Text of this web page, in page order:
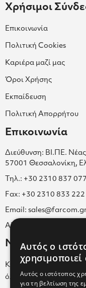
Χρήσιμοι
Επικοινωνία
Πολιτική Cookies
Καριέρα μαζί μας
Όροι Χρήσης
Εκπαίδευση
Πολιτική Απορρήτου
Επικοινωνία
Διεύθυνση: ΒΙ.ΠΕ.
57001 Θεσσαλονίκη,
Τηλ.: +30 2310 837 077
Fax: +30 2310 833 222
Email:
ΑΡ.Γ.Ε.ΜΗ.
Newsletter
Κάνε εγγραφή στο
όλα τα νέα μας και τα
Αυτός ο
Αυτός ο ιστότοπος
για τη βελτίωση της